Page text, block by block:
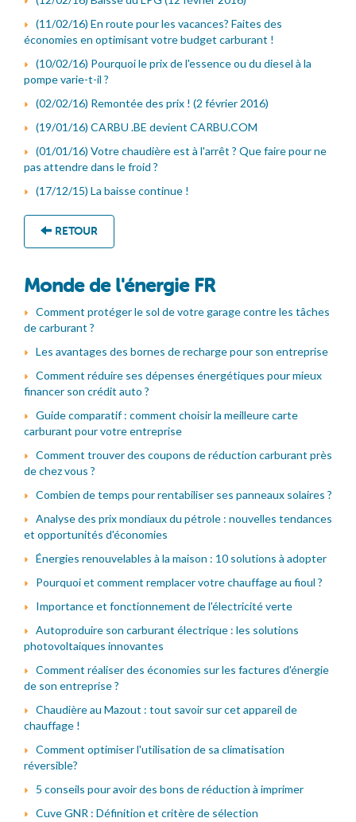
(11/02/16) En route pour les vacances? Faites des
économies en optimisant votre budget carburant !
(10/02/16) Pourquoi le prix de l'essence ou du diesel à la
pompe varie-t-il ?
(02/02/16) Remontée des prix ! (2 février 2016)
(19/01/16) CARBU .BE devient CARBU.COM
(01/01/16) Votre chaudière est à l'arrêt ? Que faire pour ne
pas attendre dans le froid ?
(17/12/15) La baisse continue !
RETOUR
Monde de l'énergie FR
Comment protéger le sol de votre garage contre les tâches
de carburant ?
Les avantages des bornes de recharge pour son entreprise
Comment réduire ses dépenses énergétiques pour mieux
financer son crédit auto ?
Guide comparatif : comment choisir la meilleure carte
carburant pour votre entreprise
Comment trouver des coupons de réduction carburant près
de chez vous ?
Combien de temps pour rentabiliser ses panneaux solaires ?
Analyse des prix mondiaux du pétrole : nouvelles tendances
et opportunités d'économies
Énergies renouvelables à la maison : 10 solutions à adopter
Pourquoi et comment remplacer votre chauffage au fioul ?
Importance et fonctionnement de l'électricité verte
Autoproduire son carburant électrique : les solutions
photovoltaiques innovantes
Comment réaliser des économies sur les factures d'énergie
de son entreprise ?
Chaudière au Mazout : tout savoir sur cet appareil de
chauffage !
Comment optimiser l'utilisation de sa climatisation
réversible?
5 conseils pour avoir des bons de réduction à imprimer
Cuve GNR : Définition et critère de sélection